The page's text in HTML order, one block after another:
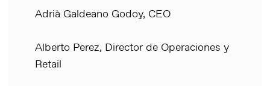
Adrià Galdeano Godoy, CEO
Alberto Perez, Director de Operaciones y
Retail